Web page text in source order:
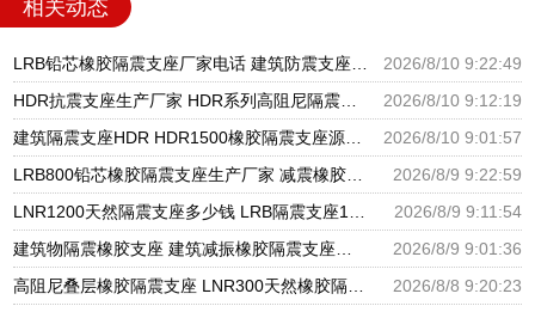
相关动态
LRB铅芯橡胶隔震支座厂家电话 建筑防震支座LRB700 橡胶支座HDR
2026/8/10 9:22:49
HDR抗震支座生产厂家 HDR系列高阻尼隔震支座多少钱 HDR700高阻尼橡胶支座多少钱
2026/8/10 9:12:19
建筑隔震支座HDR HDR1500橡胶隔震支座源头工厂 水平力分散型橡胶隔震支座LNR厂家
2026/8/10 9:01:57
LRB800铅芯橡胶隔震支座生产厂家 减震橡胶支座生产厂家 HDR400隔震支座源头工厂
2026/8/9 9:22:59
LNR1200天然隔震支座多少钱 LRB隔震支座1400 HDR型高阻尼橡胶隔震支座厂家电话
2026/8/9 9:11:54
建筑物隔震橡胶支座 建筑减振橡胶隔震支座生产厂家 HDR600隔震支座生产厂家
2026/8/9 9:01:36
高阻尼叠层橡胶隔震支座 LNR300天然橡胶隔震支座多少钱 LNR隔震支座400(II型)厂家
2026/8/8 9:20:23